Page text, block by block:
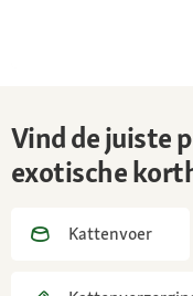
hazelnootbruin,
kleuren: alle
de Perzische kat
af en toe borstelen
Vind de juiste
exotische
Kattenvoer